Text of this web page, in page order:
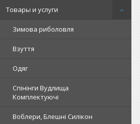
Товары и услуги
Зимова риболовля
Взуття
Одяг
Спінінги Вудлища
Комплектуючі
Воблери, Блешні Силікон